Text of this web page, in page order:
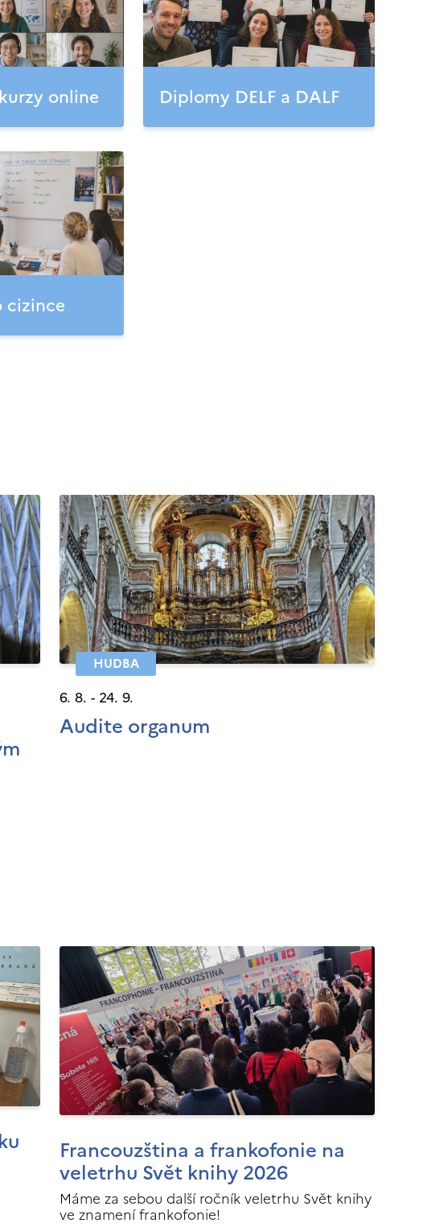
online Diplomy DELF a DALF
cizince
HUDBA
6. 8. - 24. 9.
Audite organum
Francouzština a frankofonie na
veletrhu Svět knihy 2026
Máme za sebou další ročník veletrhu Svět knihy
ve znamení frankofonie!